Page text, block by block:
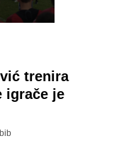
trenira
igrače je